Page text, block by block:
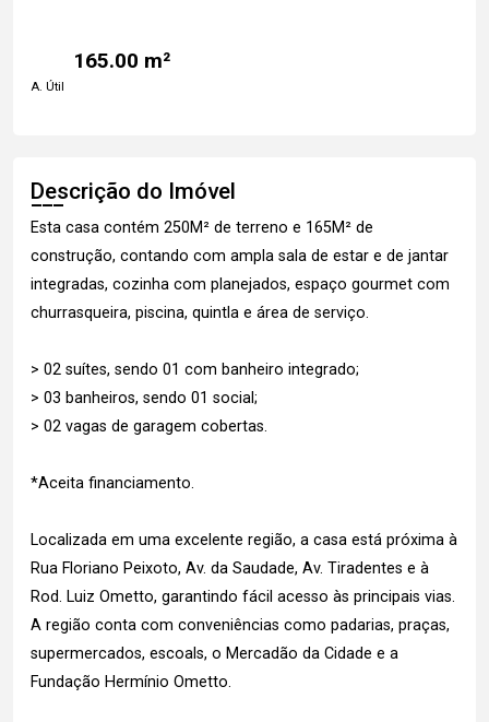
165.00 m²
A. Útil
Descrição do Imóvel
Esta casa contém 250M² de terreno e 165M² de
construção, contando com ampla sala de estar e de jantar
integradas, cozinha com planejados, espaço gourmet com
churrasqueira, piscina, quintla e área de serviço.
> 02 suítes, sendo 01 com banheiro integrado;
> 03 banheiros, sendo 01 social;
> 02 vagas de garagem cobertas.
*Aceita financiamento.
Localizada em uma excelente região, a casa está próxima à
Rua Floriano Peixoto, Av. da Saudade, Av. Tiradentes e à
Rod. Luiz Ometto, garantindo fácil acesso às principais vias.
A região conta com conveniências como padarias, praças,
supermercados, escoals, o Mercadão da Cidade e a
Fundação Hermínio Ometto.